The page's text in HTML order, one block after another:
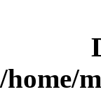
/home/